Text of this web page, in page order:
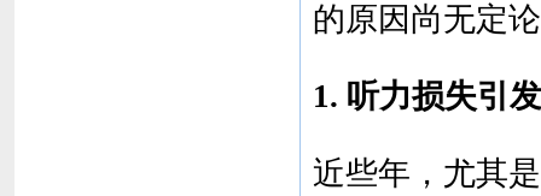
的原因尚无定
1. 听力损失引
近些年，尤其